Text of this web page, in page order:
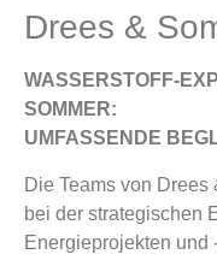
Drees &
WASSERSTOFF-
SOMMER:
UMFASSENDE
Die Teams von
bei der strategischen
Energieprojekten und